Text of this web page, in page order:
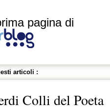
pagina di
articoli :
Colli del Poeta